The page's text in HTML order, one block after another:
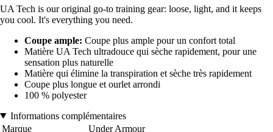
UA Tech is our original go-to training gear: loose, light, and it keeps
you cool. It's everything you need.
Coupe ample: Coupe plus ample pour un confort total
Matière UA Tech ultradouce qui sèche rapidement, pour une
sensation plus naturelle
Matière qui élimine la transpiration et sèche très rapidement
Coupe plus longue et ourlet arrondi
100 % polyester
Informations complémentaires
Marque
Under Armour